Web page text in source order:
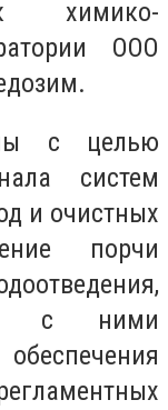
химико-
ООО
с целью
систем
и очистных
порчи
с ними